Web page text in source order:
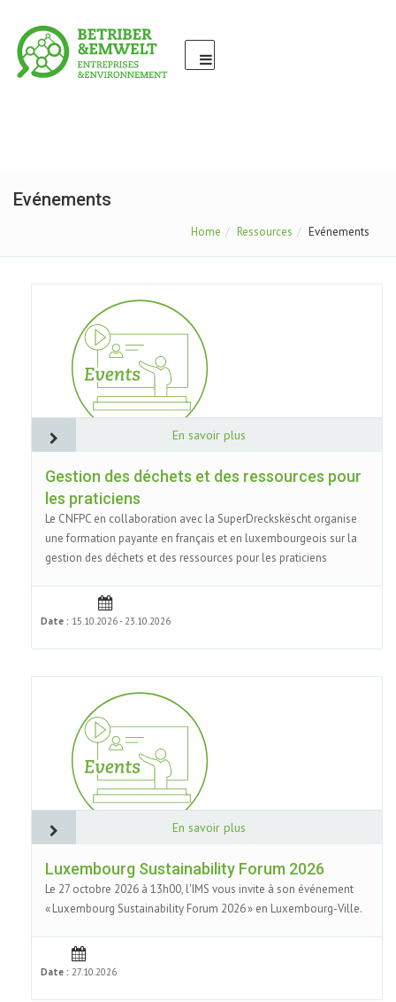
Evénements
Home Ressources Evénements
En savoir plus
Gestion des déchets et des ressources pour
les praticiens
Le CNFPC en collaboration avec la SuperDreckskëscht organise
une formation payante en français et en luxembourgeois sur la
gestion des déchets et des ressources pour les praticiens
Date : 15.10.2026 - 23.10.2026
En savoir plus
Luxembourg Sustainability Forum 2026
Le 27 octobre 2026 à 13h00, l'IMS vous invite à son événement
« Luxembourg Sustainability Forum 2026 » en Luxembourg-Ville.
Date : 27.10.2026